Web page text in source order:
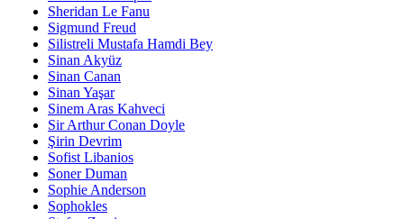
Sheridan Le Fanu
Sigmund Freud
Silistreli Mustafa Hamdi Bey
Sinan Akyüz
Sinan Canan
Sinan Yaşar
Sinem Aras Kahveci
Sir Arthur Conan Doyle
Şirin Devrim
Sofist Libanios
Soner Duman
Sophie Anderson
Sophokles